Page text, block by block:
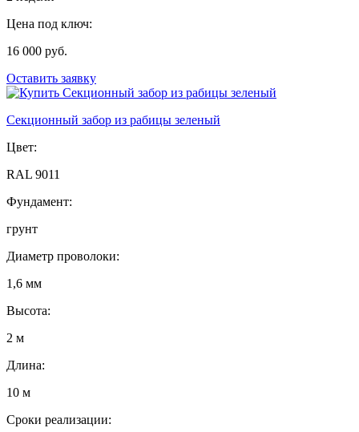
Цена под ключ:
16 000 руб.
Оставить заявку
Секционный забор из рабицы зеленый
Цвет:
RAL 9011
Фундамент:
грунт
Диаметр проволоки:
1,6 мм
Высота:
2 м
Длина:
10 м
Сроки реализации: